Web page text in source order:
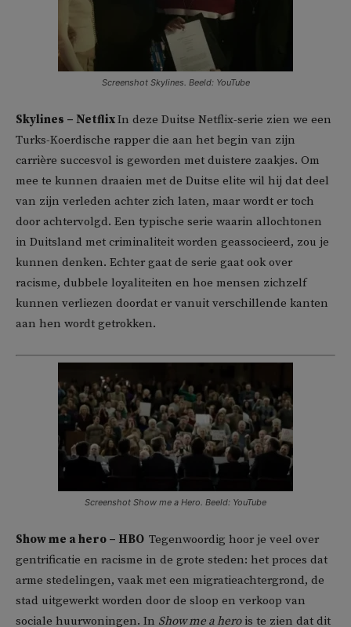
Screenshot Skylines. Beeld: YouTube
Skylines – NetflixIn deze Duitse Netflix-serie zien we een
Turks-Koerdische rapper die aan het begin van zijn
carrière succesvol is geworden met duistere zaakjes. Om
mee te kunnen draaien met de Duitse elite wil hij dat deel
van zijn verleden achter zich laten, maar wordt er toch
door achtervolgd. Een typische serie waarin allochtonen
in Duitsland met criminaliteit worden geassocieerd, zou je
kunnen denken. Echter gaat de serie gaat ook over
racisme, dubbele loyaliteiten en hoe mensen zichzelf
kunnen verliezen doordat er vanuit verschillende kanten
aan hen wordt getrokken.
Screenshot Show me a Hero. Beeld: YouTube
Show me a hero – HBO Tegenwoordig hoor je veel over
gentrificatie en racisme in de grote steden: het proces dat
arme stedelingen, vaak met een migratieachtergrond, de
stad uitgewerkt worden door de sloop en verkoop van
sociale huurwoningen. In Show me a herois te zien dat dit